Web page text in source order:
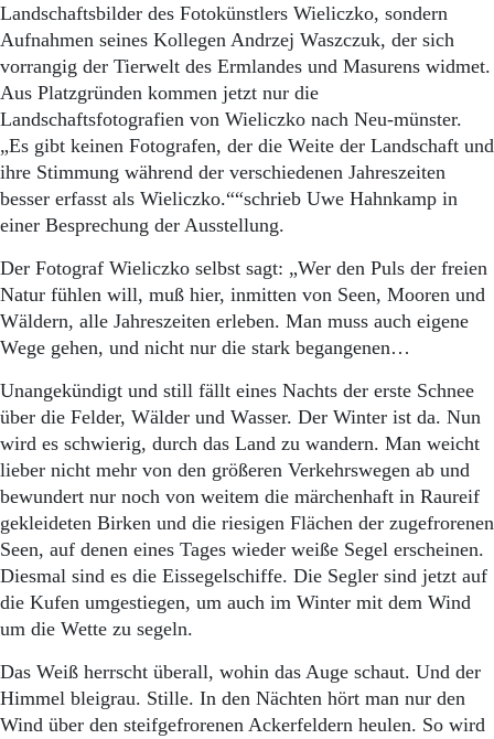
Landschaftsbilder des Fotokünstlers Wieliczko, sondern
Aufnahmen seines Kollegen Andrzej Waszczuk, der sich
vorrangig der Tierwelt des Ermlandes und Masurens widmet.
Aus Platzgründen kommen jetzt nur die
Landschaftsfotografien von Wieliczko nach Neu-münster.
„Es gibt keinen Fotografen, der die Weite der Landschaft und
ihre Stimmung während der verschiedenen Jahreszeiten
besser erfasst als Wieliczko.““schrieb Uwe Hahnkamp in
einer Besprechung der Ausstellung.
Der Fotograf Wieliczko selbst sagt: „Wer den Puls der freien
Natur fühlen will, muß hier, inmitten von Seen, Mooren und
Wäldern, alle Jahreszeiten erleben. Man muss auch eigene
Wege gehen, und nicht nur die stark begangenen…
Unangekündigt und still fällt eines Nachts der erste Schnee
über die Felder, Wälder und Wasser. Der Winter ist da. Nun
wird es schwierig, durch das Land zu wandern. Man weicht
lieber nicht mehr von den größeren Verkehrswegen ab und
bewundert nur noch von weitem die märchenhaft in Raureif
gekleideten Birken und die riesigen Flächen der zugefrorenen
Seen, auf denen eines Tages wieder weiße Segel erscheinen.
Diesmal sind es die Eissegelschiffe. Die Segler sind jetzt auf
die Kufen umgestiegen, um auch im Winter mit dem Wind
um die Wette zu segeln.
Das Weiß herrscht überall, wohin das Auge schaut. Und der
Himmel bleigrau. Stille. In den Nächten hört man nur den
Wind über den steifgefrorenen Ackerfeldern heulen. So wird